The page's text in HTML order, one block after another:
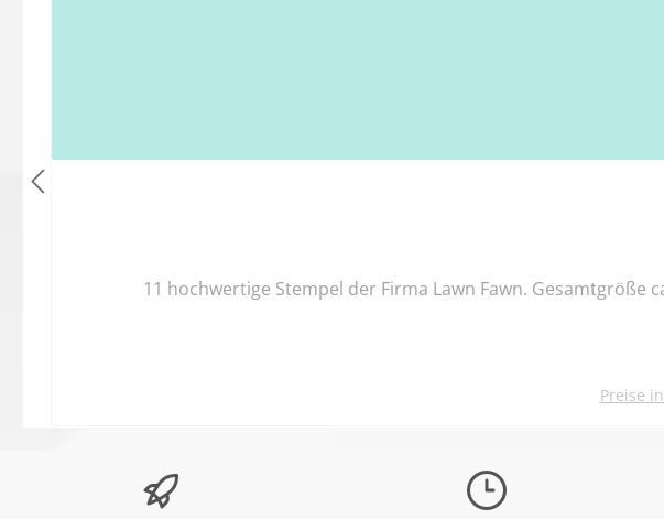
11 hochwertige Stempel der Firma Lawn Fawn.
Preise